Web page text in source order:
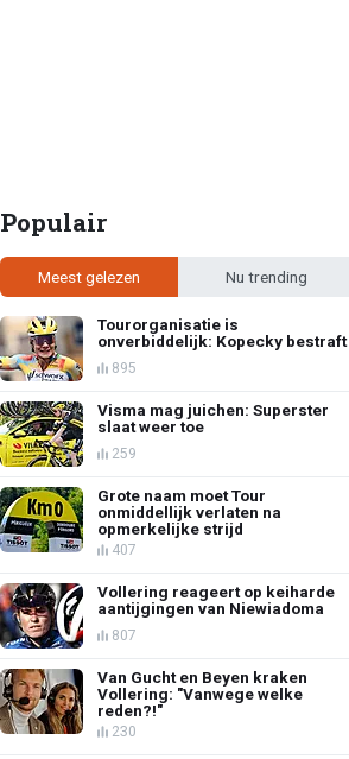
Populair
Meest gelezen Nu trending
Tourorganisatie is
onverbiddelijk: Kopecky bestraft
895
Visma mag juichen: Superster
slaat weer toe
259
Grote naam moet Tour
onmiddellijk verlaten na
opmerkelijke strijd
407
Vollering reageert op keiharde
aantijgingen van Niewiadoma
807
Van Gucht en Beyen kraken
Vollering: "Vanwege welke
reden?!"
230